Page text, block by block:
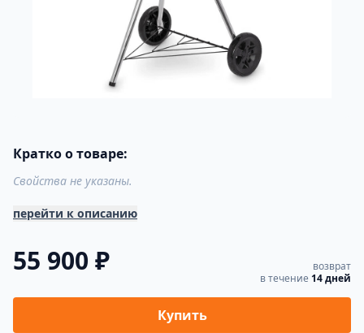
Кратко о товаре:
Свойства не указаны.
перейти к описанию
55 900 ₽
возврат
в течение 14 дней
Купить